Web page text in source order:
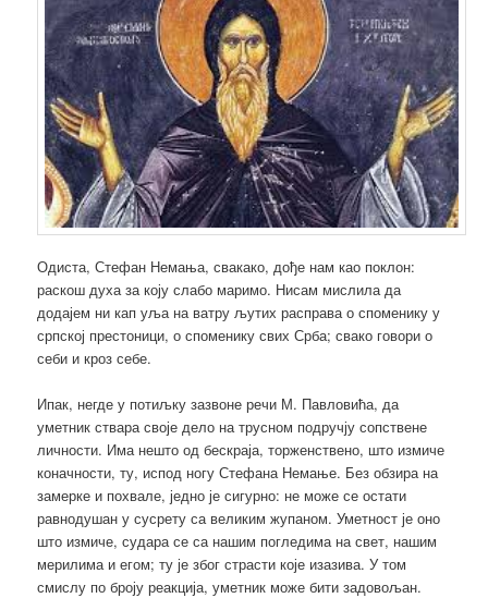
Одиста, Стефан Немања, свакако, дође нам као поклон:
раскош духа за коју слабо маримо. Нисам мислила да
додајем ни кап уља на ватру љутих расправа о споменику у
српској престоници, о споменику свих Срба; свако говори о
себи и кроз себе.
Ипак, негде у потиљку зазвоне речи М. Павловића, да
уметник ствара своје дело на трусном подручју сопствене
личности. Има нешто од бескраја, торженствено, што измиче
коначности, ту, испод ногу Стефана Немање. Без обзира на
замерке и похвале, једно је сигурно: не може се остати
равнодушан у сусрету са великим жупаном. Уметност је оно
што измиче, судара се са нашим погледима на свет, нашим
мерилима и егом; ту је због страсти које изазива. У том
смислу по броју реакција, уметник може бити задовољан.